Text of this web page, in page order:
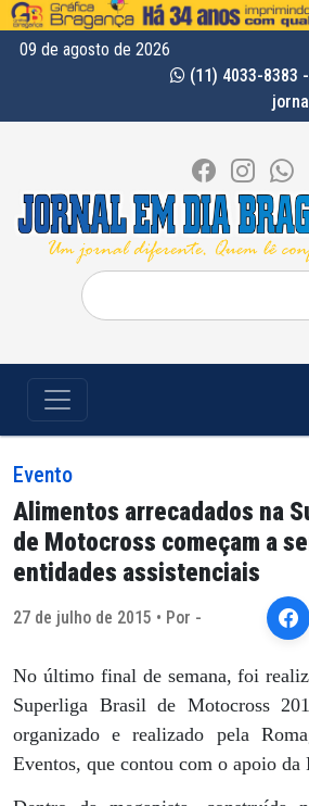
09 de agosto de 2026
(11) 4033-8383
Pesquisar
por:
Evento
Alimentos arrecadados na
de Motocross começam a
entidades assistenciais
27 de julho de 2015 • Por -
No último final de semana, foi
Superliga Brasil de Motocross
organizado e realizado pela
Eventos, que contou com o apoio da